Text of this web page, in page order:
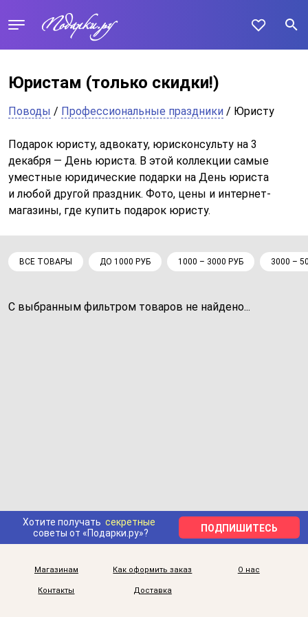
Юристам (только скидки!)
Поводы / Профессиональные праздники / Юристу
Подарок юристу, адвокату, юрисконсульту на 3
декабря — День юриста. В этой коллекции самые
уместные юридические подарки на День юриста
и любой другой праздник. Фото, цены и интернет-
магазины, где купить подарок юристу.
ВСЕ ТОВАРЫ ДО 1000 РУБ 1000 – 3000 РУБ 3000 –
С выбранным фильтром товаров не найдено...
Хотите получать секретные
советы от «Подарки.ру»?
ПОДПИШИТЕСЬ
Магазинам Как оформить заказ О нас
Контакты Доставка